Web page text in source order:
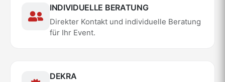
INDIVIDUELLE BERATUNG
Direkter Kontakt und individuelle Beratung
für Ihr Event.
DEKRA